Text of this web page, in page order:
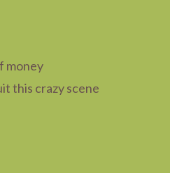
money
this crazy scene